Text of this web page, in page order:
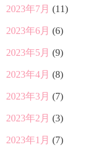
2023年7月 (11)
2023年6月 (6)
2023年5月 (9)
2023年4月 (8)
2023年3月 (7)
2023年2月 (3)
2023年1月 (7)